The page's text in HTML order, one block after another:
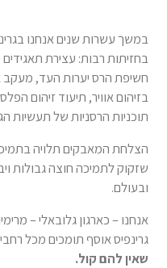
במשך עשרות שנים אנחנו
בחזיתות רבות: עצירת
חשיפת הרס יערות העד, מעקב
בזיהום אוויר, תיעוד זיהום
תוכניות הרסניות של תעשיות
הצלחת המאבקים תלויה
שזקוק לתמיכה חוצה גבולות
ובעולם.
אנחנו – כארגון גלובאלי –
גרינפיס אוסף תומכים מכל
שאין להם קול.